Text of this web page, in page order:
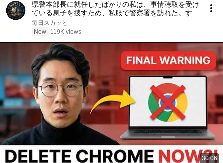
県警本部長に就任したばかりの私は、事情聴取を受け
ている息子を捜すため、私服で警察署を訪れた。する
と当直の警察官は「息子さんは親の肩書まで騙ってい
ます。その態度なら、まだ帰せません」と怒鳴った
毎日スカッと
New
119K views
30:06